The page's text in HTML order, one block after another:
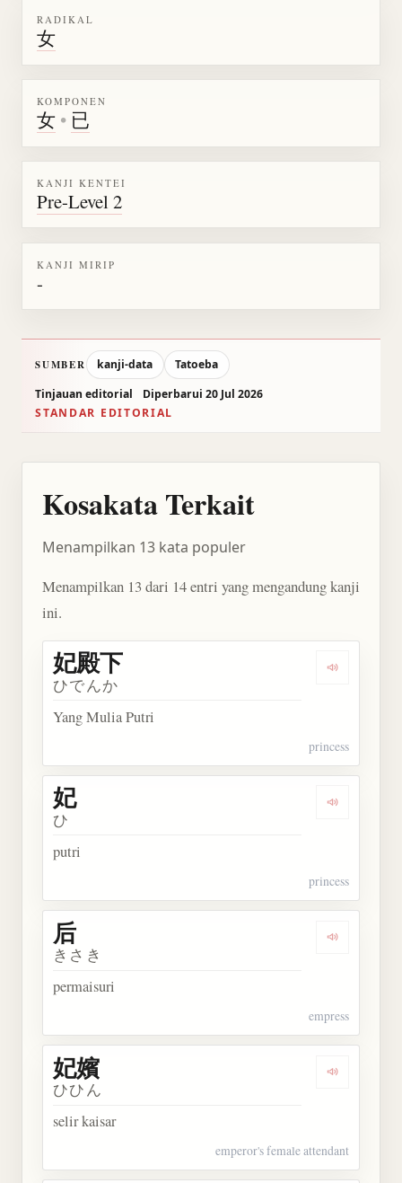
RADIKAL
女
KOMPONEN
女 • 已
KANJI KENTEI
Pre-Level 2
KANJI MIRIP
-
SUMBER kanji-data
Tatoeba
Tinjauan editorial
Diperbarui 20 Jul 2026
STANDAR EDITORIAL
Kosakata Terkait
Menampilkan 13 kata populer
Menampilkan 13 dari 14 entri yang mengandung kanji
ini.
Dengarkan
妃殿下
ひでんか
Yang Mulia Putri
princess
Dengarkan
妃
ひ
putri
princess
Dengarkan
后
きさき
permaisuri
empress
Dengarkan
妃嬪
ひひん
selir kaisar
emperor's female attendant